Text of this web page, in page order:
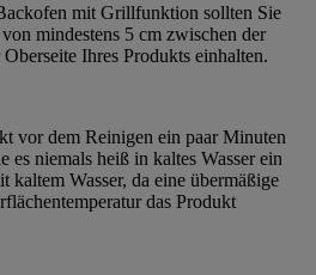
mit Grillfunktion sollten Sie
mindestens 5 cm zwischen der
Ihres Produkts einhalten.
vor dem Reinigen ein paar Minuten
es niemals heiß in kaltes Wasser ein
kaltem Wasser, da eine übermäßige
das Produkt